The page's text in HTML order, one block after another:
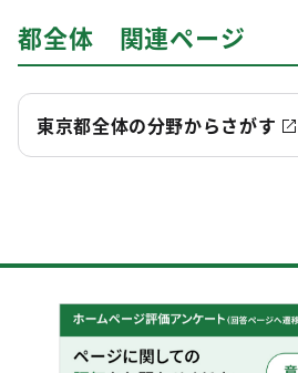
都全体 関連ページ
東京都全体の分野からさがす